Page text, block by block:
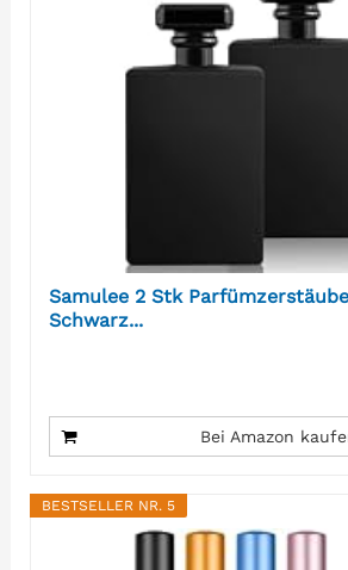
Samulee 2 Stk
Schwarz...
Bei Amazon
BESTSELLER NR. 5